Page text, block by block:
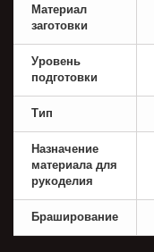
Материал
заготовки
Уровень
подготовки
Тип
Назначение
материала для
рукоделия
Браширование